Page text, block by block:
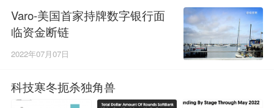
Varo-美国首家持牌数字银行面
临资金断链
2022年07月07日
科技寒冬扼杀独角兽